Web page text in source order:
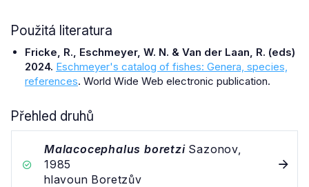
Použitá literatura
Fricke, R., Eschmeyer, W. N. & Van der Laan, R. (eds)
2024. Eschmeyer's catalog of fishes: Genera, species,
references. World Wide Web electronic publication.
Přehled druhů
Malacocephalus boretziSazonov,
1985
hlavoun Boretzův